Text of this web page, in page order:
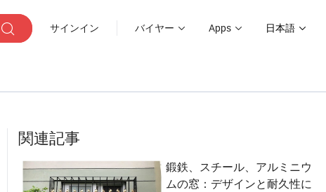
サインイン バイヤー Apps 日本語
関連記事
鍛鉄、スチール、アルミニウ
ムの窓：デザインと耐久性に